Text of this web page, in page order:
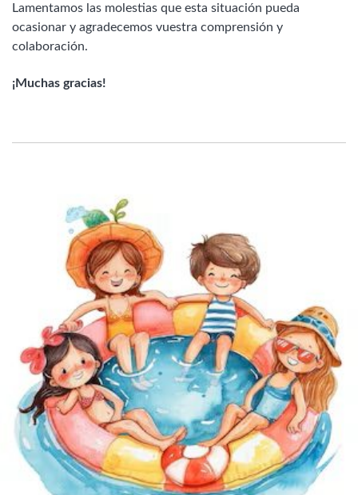
Lamentamos las molestias que esta situación pueda
ocasionar y agradecemos vuestra comprensión y
colaboración.
¡Muchas gracias!